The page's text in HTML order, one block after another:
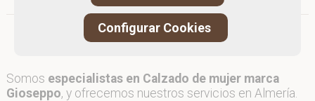
Somos especialistas en Calzado de mujer marca
Gioseppo, y ofrecemos nuestros servicios en Almería.
Configurar Cookies